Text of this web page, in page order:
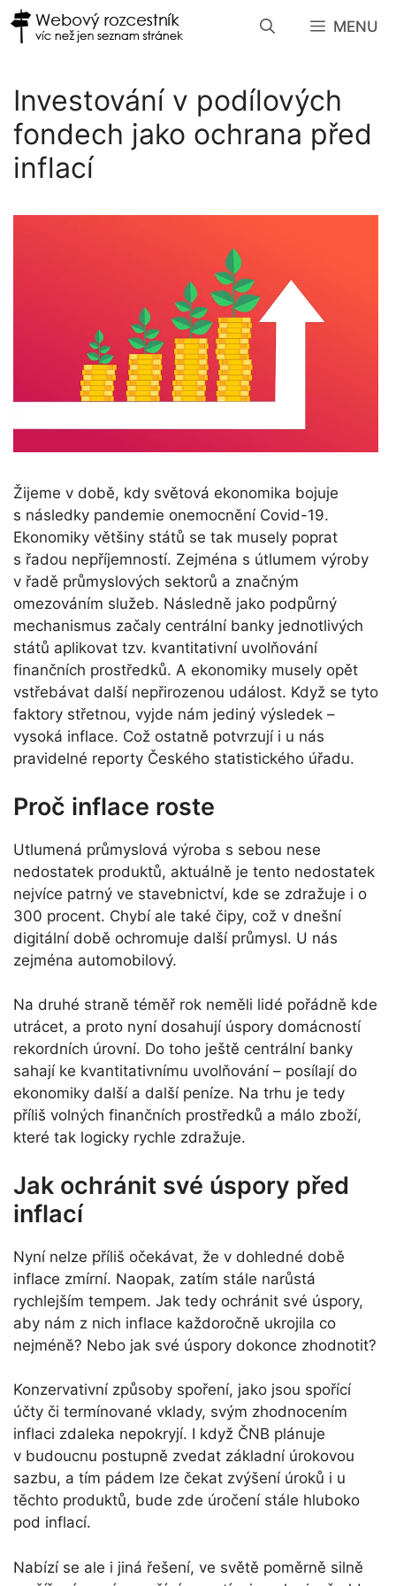
Přeskočit
na
MENU
Investování v podílových
fondech jako ochrana před
inflací
Žijeme v době, kdy světová ekonomika bojuje
s následky pandemie onemocnění Covid-19.
Ekonomiky většiny států se tak musely poprat
s řadou nepříjemností. Zejména s útlumem výroby
v řadě průmyslových sektorů a značným
omezováním služeb. Následně jako podpůrný
mechanismus začaly centrální banky jednotlivých
států aplikovat tzv. kvantitativní uvolňování
finančních prostředků. A ekonomiky musely opět
vstřebávat další nepřirozenou událost. Když se tyto
faktory střetnou, vyjde nám jediný výsledek –
vysoká inflace. Což ostatně potvrzují i u nás
pravidelné reporty Českého statistického úřadu.
Proč inflace roste
Utlumená průmyslová výroba s sebou nese
nedostatek produktů, aktuálně je tento nedostatek
nejvíce patrný ve stavebnictví, kde se zdražuje i o
300 procent. Chybí ale také čipy, což v dnešní
digitální době ochromuje další průmysl. U nás
zejména automobilový.
Na druhé straně téměř rok neměli lidé pořádně kde
utrácet, a proto nyní dosahují úspory domácností
rekordních úrovní. Do toho ještě centrální banky
sahají ke kvantitativnímu uvolňování – posílají do
ekonomiky další a další peníze. Na trhu je tedy
příliš volných finančních prostředků a málo zboží,
které tak logicky rychle zdražuje.
Jak ochránit své úspory před
inflací
Nyní nelze příliš očekávat, že v dohledné době
inflace zmírní. Naopak, zatím stále narůstá
rychlejším tempem. Jak tedy ochránit své úspory,
aby nám z nich inflace každoročně ukrojila co
nejméně? Nebo jak své úspory dokonce zhodnotit?
Konzervativní způsoby spoření, jako jsou spořící
účty či termínované vklady, svým zhodnocením
inflaci zdaleka nepokryjí. I když ČNB plánuje
v budoucnu postupně zvedat základní úrokovou
sazbu, a tím pádem lze čekat zvýšení úroků i u
těchto produktů, bude zde úročení stále hluboko
pod inflací.
Nabízí se ale i jiná řešení, ve světě poměrně silně